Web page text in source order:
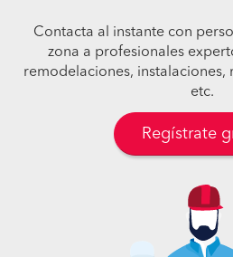
Contacta al instante con
zona a profesionales
remodelaciones, instalaciones,
etc.
Regístrate